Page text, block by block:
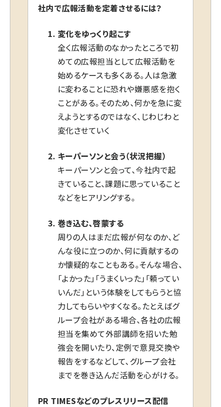
社内で広報活動を定着させるには？
変化をゆっくり起こす
全く広報活動のなかったところで初
めての広報担当として広報活動を
始めるケースも多くある。人は急激
に変わることに恐れや嫌悪感を抱く
ことがある。そのため、何かを急に変
えようとするのではなく、じわじわと
変化させていく
キーパーソンと会う（状況把握）
キーパーソンと会って、今社内で起
きていること、課題に思っていること
などをヒアリングする。
巻き込む、啓蒙する
周りの人はまだ広報が何なのか、ど
んな役に立つのか、何に貢献するの
か懐疑的なこともある。そんな場合、
「よかった」「うまくいった」「頼ってい
いんだ」という体験をしてもらうと協
力してもらいやすくなる。たとえばグ
ループ会社がある場合、各社の広報
担当を集めて外部講師を招いた勉
強会を開いたり、定例で意見交換や
報告をするなどして、グループ会社
までを巻き込んだ活動を心がける。
PR TIMESなどのプレスリリース配信